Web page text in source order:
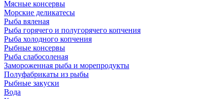
Мясные консервы
Морские деликатесы
Рыба вяленая
Рыба горячего и полугорячего копчения
Рыба холодного копчения
Рыбные консервы
Рыба слабосоленая
Замороженная рыба и морепродукты
Полуфабрикаты из рыбы
Рыбные закуски
Вода